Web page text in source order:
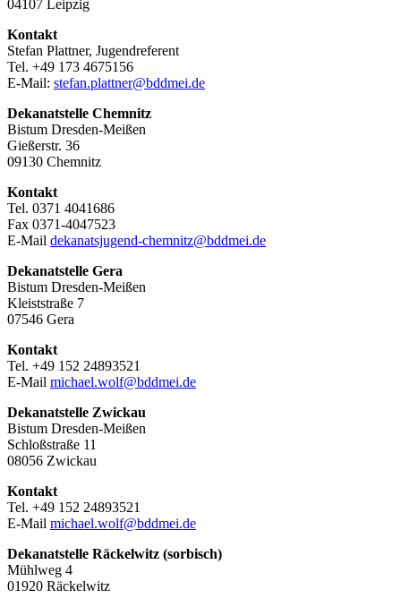
04107 Leipzig
Kontakt
Stefan Plattner, Jugendreferent
Tel. +49 173 4675156
E-Mail: stefan.plattner@bddmei.de
Dekanatstelle Chemnitz
Bistum Dresden-Meißen
Gießerstr. 36
09130 Chemnitz
Kontakt
Tel. 0371 4041686
Fax 0371-4047523
E-Mail dekanatsjugend-chemnitz@bddmei.de
Dekanatstelle Gera
Bistum Dresden-Meißen
Kleiststraße 7
07546 Gera
Kontakt
Tel. +49 152 24893521
E-Mail michael.wolf@bddmei.de
Dekanatstelle Zwickau
Bistum Dresden-Meißen
Schloßstraße 11
08056 Zwickau
Kontakt
Tel. +49 152 24893521
E-Mail michael.wolf@bddmei.de
Dekanatstelle Räckelwitz (sorbisch)
Mühlweg 4
01920 Räckelwitz